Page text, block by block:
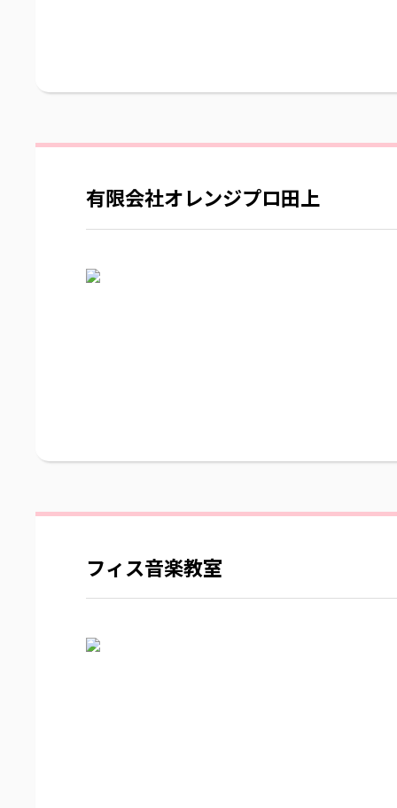
有限会社オレンジプロ田上
フィス音楽教室